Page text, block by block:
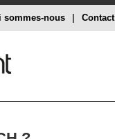
Contact
sommes-nous